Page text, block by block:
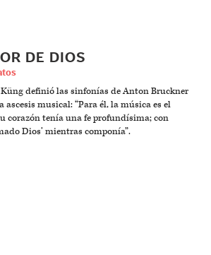
DE DIOS
definió las sinfonías de Anton Bruckner
ascesis musical: “Para él, la música es el
corazón tenía una fe profundísima; con
Dios’ mientras componía”.